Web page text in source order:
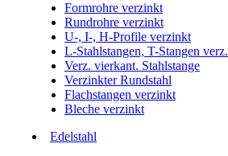
Formrohre verzinkt
Rundrohre verzinkt
U-, I-, H-Profile verzinkt
L-Stahlstangen, T-Stangen verz.
Verz. vierkant. Stahlstange
Verzinkter Rundstahl
Flachstangen verzinkt
Bleche verzinkt
Edelstahl